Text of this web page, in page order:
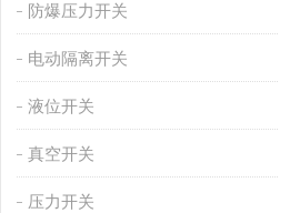
防爆压力开关
电动隔离开关
液位开关
真空开关
压力开关